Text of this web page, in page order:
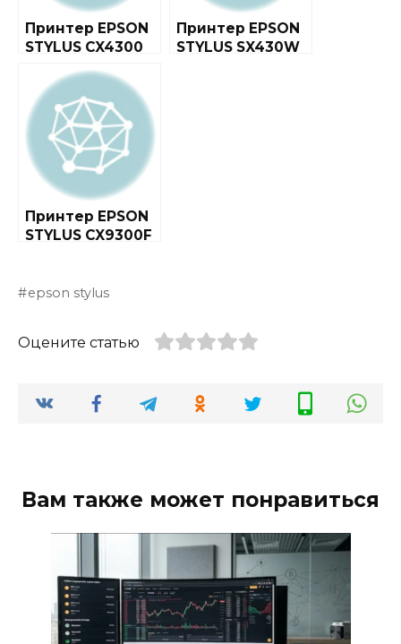
Принтер EPSON
STYLUS CX4300
Принтер EPSON
STYLUS SX430W
Принтер EPSON
STYLUS CX9300F
epson stylus
Оцените статью
Вам также может понравиться